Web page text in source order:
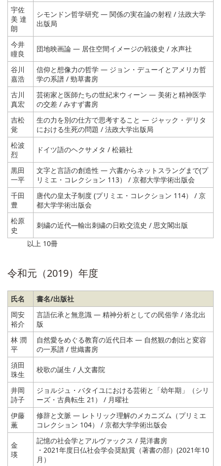
宇佐
美 達
朗
シモンドン哲学研究 ― 関係の実在論の射程 / 法政大学
出版局
今井
瞳良
団地映画論 ― 居住空間イメージの戦後史 / 水声社
谷川
嘉浩
信仰と想像力の哲学 ― ジョン・デューイとアメリカ哲
学の系譜 / 勁草書房
古川
真宏
芸術家と医師たちの世紀末ウィーン ― 美術と精神医学
の交差 / みすず書房
吉松
覚
生の力を別の仕方で思考すること ― ジャック・デリタ
における生死の問題 / 法政大学出版局
松波
烈
ドイツ語のヘクサメタ / 松籟社
黒田
一平
文字と言語の創造性 ― 六書からネットスラングまで(プ
リミエ・コレクション 113） / 京都大学学術出版会
千田
豊
唐代の皇太子制度 (プリミエ・コレクション 114） / 京
都大学学術出版会
松原
史
刺繍の近代―輸出刺繍の日欧交流史 / 思文閣出版
以上 10冊
令和元（2019）年度
氏名
書名/出版社
岡安
裕介
言語伝承と無意識 ― 精神分析としての民俗学 / 洛北出
版
林 潤
平
自然愛をめぐる教育の近代日本 ― 自然観の創出と変容
の一系譜 / 世織書房
須田
珠生
校歌の誕生 / 人文書院
井岡
詩子
ジョルジュ・バタイユにおける芸術と「幼年期」（シリ
ーズ・古典転生 21） / 月曜社
伊藤
薫
修辞と文脈 ― レトリック理解のメカニズム（プリミエ
コレクション 104） / 京都大学学術出版会
金
瑛
記憶の社会学とアルヴァックス / 晃洋書房
・2021年度日仏社会学会奨励賞（著書の部）(2021年10
月）